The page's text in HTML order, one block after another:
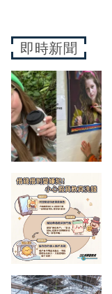
即時新聞